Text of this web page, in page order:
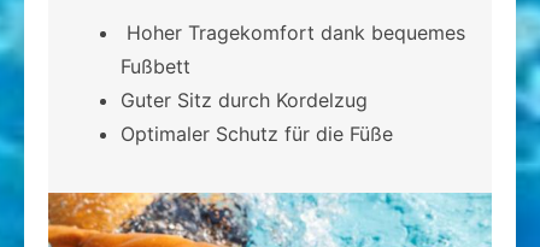
Hoher Tragekomfort dank bequemes
Fußbett
Guter Sitz durch Kordelzug
Optimaler Schutz für die Füße